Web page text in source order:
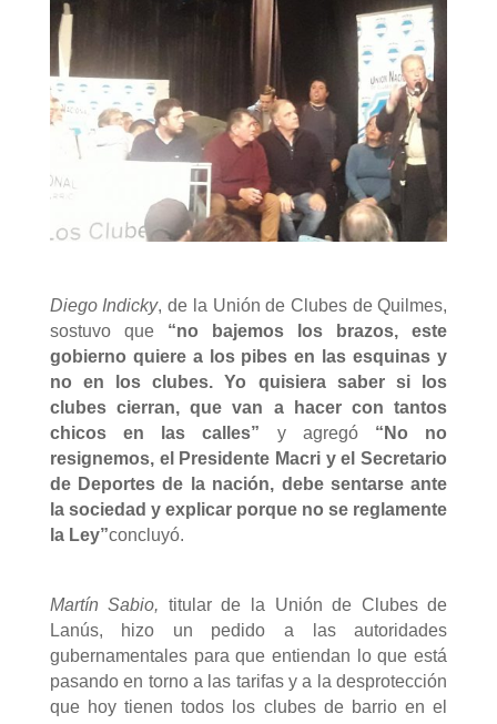
Diego Indicky, de la Unión de Clubes de Quilmes,
sostuvo que “no bajemos los brazos, este
gobierno quiere a los pibes en las esquinas y
no en los clubes. Yo quisiera saber si los
clubes cierran, que van a hacer con tantos
chicos en las calles” y agregó “No no
resignemos, el Presidente Macri y el Secretario
de Deportes de la nación, debe sentarse ante
la sociedad y explicar porque no se reglamente
la Ley”concluyó.
Martín Sabio, titular de la Unión de Clubes de
Lanús, hizo un pedido a las autoridades
gubernamentales para que entiendan lo que está
pasando en torno a las tarifas y a la desprotección
que hoy tienen todos los clubes de barrio en el